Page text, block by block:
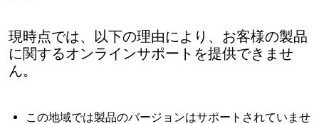
現時点では、以下の理由により、お客様の製品
に関するオンラインサポートを提供できませ
ん。
この地域では製品のバージョンはサポートされていませ